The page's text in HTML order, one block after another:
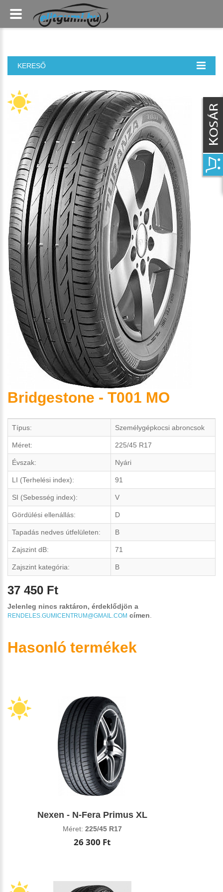
KERESŐ
Bridgestone - T001 MO
Típus: Személygépkocsi abroncsok
Méret: 225/45 R17
Évszak: Nyári
LI (Terhelési index): 91
SI (Sebesség index): V
Gördülési ellenállás: D
Tapadás nedves útfelületen: B
Zajszint dB: 71
Zajszint kategória: B
37 450 Ft
Jelenleg nincs raktáron, érdeklődjön a
RENDELES.GUMICENTRUM@GMAIL.COM címen
Hasonló termékek
Nexen - N-Fera Primus XL
Méret: 225/45 R17
26 300 Ft